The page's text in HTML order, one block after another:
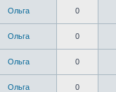
Ольга 0
Ольга 0
Ольга 0
Ольга 0